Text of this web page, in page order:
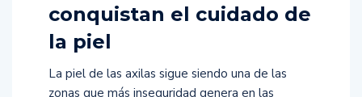
conquistan el cuidado de
la piel
La piel de las axilas sigue siendo una de las
zonas que más inseguridad genera en las